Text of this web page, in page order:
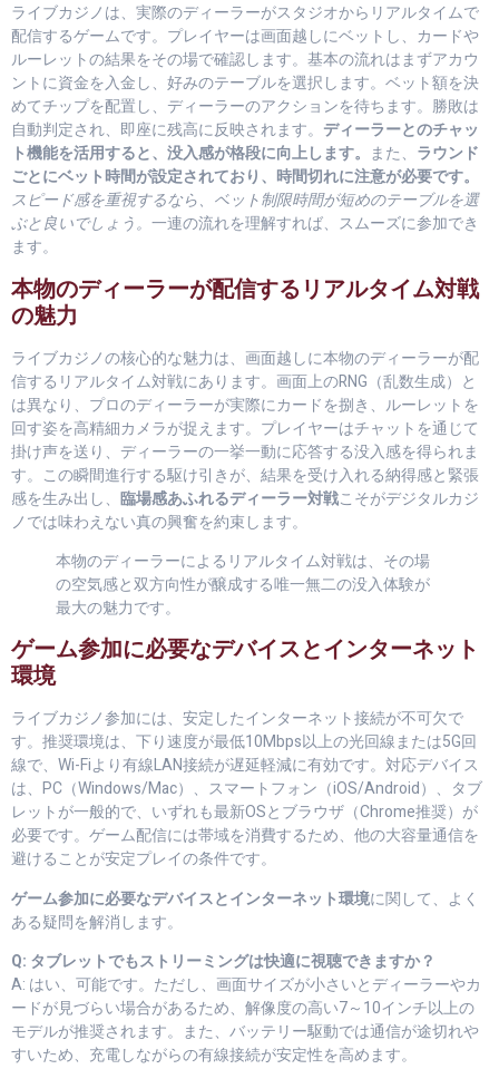
ライブカジノは、実際のディーラーがスタジオからリアルタイムで
配信するゲームです。プレイヤーは画面越しにベットし、カードや
ルーレットの結果をその場で確認します。基本の流れはまずアカウ
ントに資金を入金し、好みのテーブルを選択します。ベット額を決
めてチップを配置し、ディーラーのアクションを待ちます。勝敗は
自動判定され、即座に残高に反映されます。 ディーラーとのチャッ
ト機能を活用すると、没入感が格段に向上します。 また、 ラウンド
ごとにベット時間が設定されており、時間切れに注意が必要です。
スピード感を重視するなら、ベット制限時間が短めのテーブルを選
ぶと良いでしょう。 一連の流れを理解すれば、スムーズに参加でき
ます。
本物のディーラーが配信するリアルタイム対戦
の魅力
ライブカジノの核心的な魅力は、画面越しに本物のディーラーが配
信するリアルタイム対戦にあります。画面上のRNG（乱数生成）と
は異なり、プロのディーラーが実際にカードを捌き、ルーレットを
回す姿を高精細カメラが捉えます。プレイヤーはチャットを通じて
掛け声を送り、ディーラーの一挙一動に応答する没入感を得られま
す。この瞬間進行する駆け引きが、結果を受け入れる納得感と緊張
感を生み出し、 臨場感あふれるディーラー対戦こそがデジタルカジ
ノでは味わえない真の興奮を約束します。
本物のディーラーによるリアルタイム対戦は、その場
の空気感と双方向性が醸成する唯一無二の没入体験が
最大の魅力です。
ゲーム参加に必要なデバイスとインターネット
環境
ライブカジノ参加には、安定したインターネット接続が不可欠で
す。推奨環境は、下り速度が最低10Mbps以上の光回線または5G回
線で、Wi-Fiより有線LAN接続が遅延軽減に有効です。対応デバイス
は、PC（Windows/Mac）、スマートフォン（iOS/Android）、タブ
レットが一般的で、いずれも最新OSとブラウザ（Chrome推奨）が
必要です。ゲーム配信には帯域を消費するため、他の大容量通信を
避けることが安定プレイの条件です。
ゲーム参加に必要なデバイスとインターネット環境に関して、よく
ある疑問を解消します。
Q: タブレットでもストリーミングは快適に視聴できますか？
A: はい、可能です。ただし、画面サイズが小さいとディーラーやカ
ードが見づらい場合があるため、解像度の高い7～10インチ以上の
モデルが推奨されます。また、バッテリー駆動では通信が途切れや
すいため、充電しながらの有線接続が安定性を高めます。